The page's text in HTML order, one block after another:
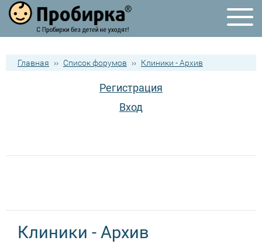
Главная ›› Список форумов ›› Клиники - Архив
Регистрация
Вход
Клиники - Архив